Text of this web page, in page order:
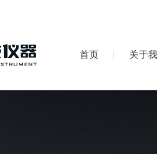
首页 关于